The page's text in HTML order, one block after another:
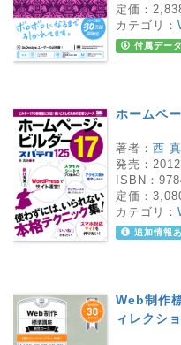
定価：
カテゴリ：
付属データ
ホームペ
著者： 西
発売：
ISBN：
定価：
カテゴリ：
追加情報
Web制作
ィレクシ